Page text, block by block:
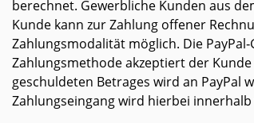
berechnet. Gewerbliche Kunden aus
Kunde kann zur Zahlung offener
Zahlungsmodalität möglich. Die
Zahlungsmethode akzeptiert der Kunde
geschuldeten Betrages wird an PayPal
Zahlungseingang wird hierbei